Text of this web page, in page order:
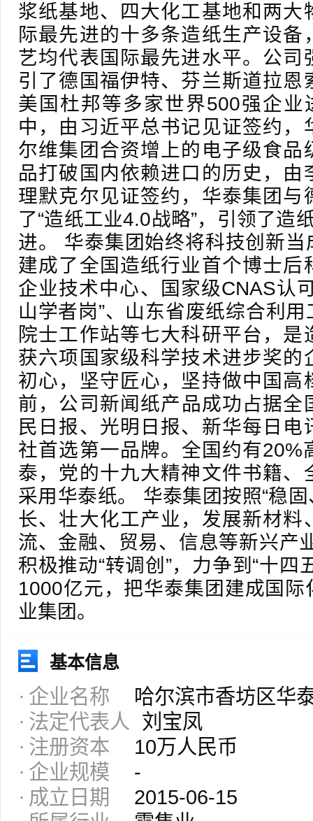
浆纸基地、四大化工基地和两大
际最先进的十多条造纸生产设备
艺均代表国际最先进水平。公司
引了德国福伊特、芬兰斯道拉恩
美国杜邦等多家世界500强企业
中，由习近平总书记见证签约，
尔维集团合资增上的电子级食品
品打破国内依赖进口的历史，由
理默克尔见证签约，华泰集团与
了“造纸工业4.0战略”，引领了造
进。 华泰集团始终将科技创新
建成了全国造纸行业首个博士后
企业技术中心、国家级CNAS认
山学者岗”、山东省废纸综合利
院士工作站等七大科研平台，是
获六项国家级科学技术进步奖的
初心，坚守匠心，坚持做中国高
前，公司新闻纸产品成功占据全
民日报、光明日报、新华每日电
社首选第一品牌。全国约有20%
泰，党的十九大精神文件书籍、
采用华泰纸。 华泰集团按照“稳
长、壮大化工产业，发展新材料
流、金融、贸易、信息等新兴产
积极推动“转调创”，力争到“十四
1000亿元，把华泰集团建成国
业集团。
基本信息
企业名称
哈尔滨市香坊区华
法定代表人
刘宝凤
注册资本
10万人民币
企业规模
-
成立日期
2015-06-15